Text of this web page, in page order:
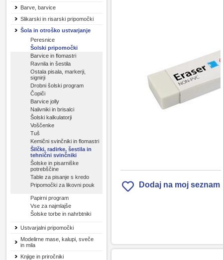
Barve, barvice
Slikarski in risarski pripomočki
Šola in otroško ustvarjanje
Peresnice
Šolski pripomočki
Barvice in flomastri
Ravnila in šestila
Ostala pisala, markerji,
signirji
Drobni šolski program
Čopiči
Barvice jolly
Nalivniki in brisalci
Šolski kalkulatorji
Voščenke
Tuš
Kemični svinčniki in flomastri
Šilčki, radirke, šestila in
tehnični svinčniki
Šolske in pisarniške
potrebščine
Table za pisanje s kredo
Pripomočki za likovni pouk
Papirni program
Vse za najmlajše
Šolske torbe in nahrbtniki
Ustvarjalni pripomočki
Modelirne mase, kalupi, sveče
in mila
Knjige in priročniki
Dodaj na moj seznam